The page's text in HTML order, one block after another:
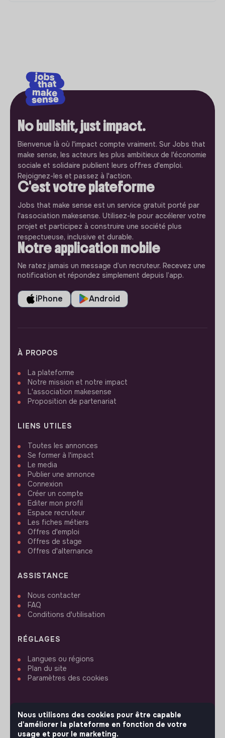
No bullshit, just impact.
Bienvenue là où l'impact compte vraiment. Sur Jobs that
make sense, les acteurs les plus ambitieux de l'économie
sociale et solidaire publient leurs offres d'emploi.
Rejoignez-les et passez à l'action.
C'est votre plateforme
Jobs that make sense est un service gratuit porté par
l'association makesense. Utilisez-le pour accélerer votre
projet et participez à construire une société plus
respectueuse, inclusive et durable.
Notre application mobile
Ne ratez jamais un message d’un recruteur. Recevez une
notification et répondez simplement depuis l’app.
iPhone Android
À PROPOS
La plateforme
Notre mission et notre impact
L'association makesense
Proposition de partenariat
LIENS UTILES
Toutes les annonces
Se former à l'impact
Le media
Publier une annonce
Connexion
Créer un compte
Editer mon profil
Espace recruteur
Les fiches métiers
Offres d'emploi
Offres de stage
Offres d'alternance
ASSISTANCE
Nous contacter
FAQ
Conditions d'utilisation
RÉGLAGES
Langues ou régions
Plan du site
Paramètres des cookies
SUIVEZ-NOUS
Nous utilisons des cookies pour être capable
d'améliorer la plateforme en fonction de votre
usage et pour le marketing.